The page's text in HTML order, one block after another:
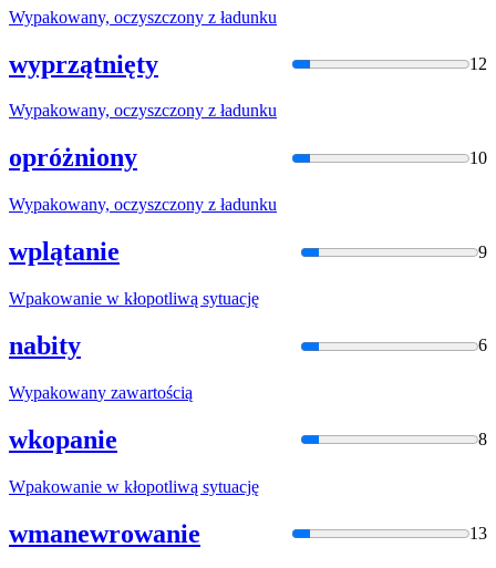
Wypakowany, oczyszczony z ładunku
wyprzątnięty 12
Wypakowany, oczyszczony z ładunku
opróżniony 10
Wypakowany, oczyszczony z ładunku
wplątanie 9
Wpakowanie w kłopotliwą sytuację
nabity 6
Wypakowany zawartością
wkopanie 8
Wpakowanie w kłopotliwą sytuację
wmanewrowanie 13